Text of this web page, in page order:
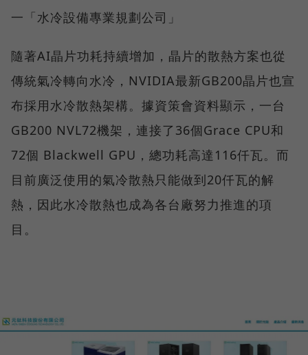
一「水冷設備專業規劃公司」
隨著AI晶片功耗持續增加，晶片的散熱方案也從
傳統氣冷轉向水冷，NVIDIA最新GB200晶片也宣
布採用水冷散熱架構。據資策會資料顯示，一台
GB200 NVL72機架，連接了36個Grace CPU和
72個 Blackwell GPU，總功耗高達116仟瓦。而
目前廣泛使用的氣冷散熱只能做到20仟瓦的解
熱，因此水冷散熱也成為各台廠努力推進的項
目。